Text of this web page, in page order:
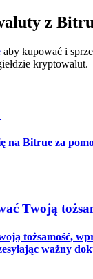
w tym
z
aby kupować i
kryptowalut.
na Bitrue za
Twoją
tożsamość,
ważny